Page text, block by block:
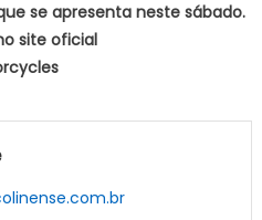
se apresenta neste sábado.
site oficial